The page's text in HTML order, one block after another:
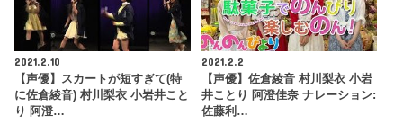
2021.2.10
【声優】スカートが短すぎて(特
に佐倉綾音) 村川梨衣 小岩井こと
り 阿澄…
2021.2.2
【声優】佐倉綾音 村川梨衣 小岩
井ことり 阿澄佳奈 ナレーション:
佐藤利…